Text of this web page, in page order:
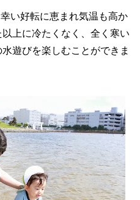
い好転に恵まれ気温も高か
上に冷たくなく、全く寒い
遊びを楽しむことができま